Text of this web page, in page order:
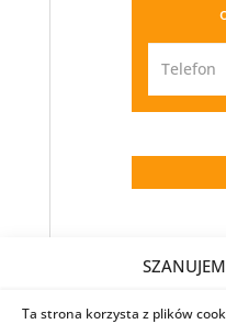
Ta strona korzysta z plików